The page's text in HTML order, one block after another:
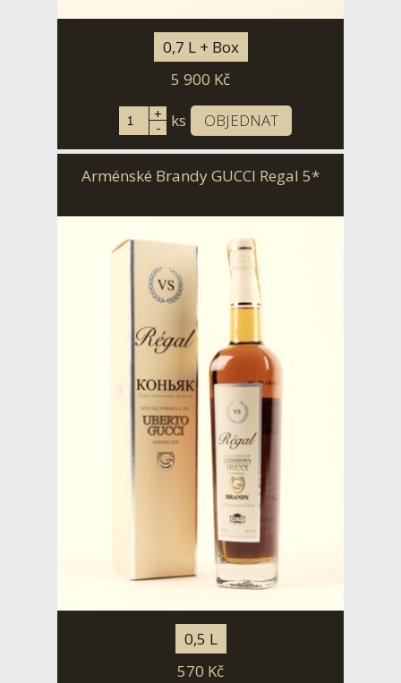
0,7 L + Box
5 900 Kč
+
- ks OBJEDNAT
Arménské Brandy GUCCI Regal 5*
0,5 L
570 Kč